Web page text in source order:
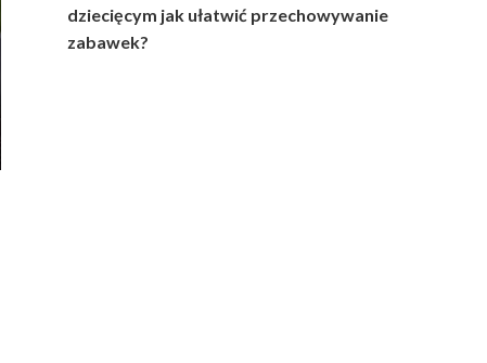
dziecięcym jak ułatwić przechowywanie
zabawek?